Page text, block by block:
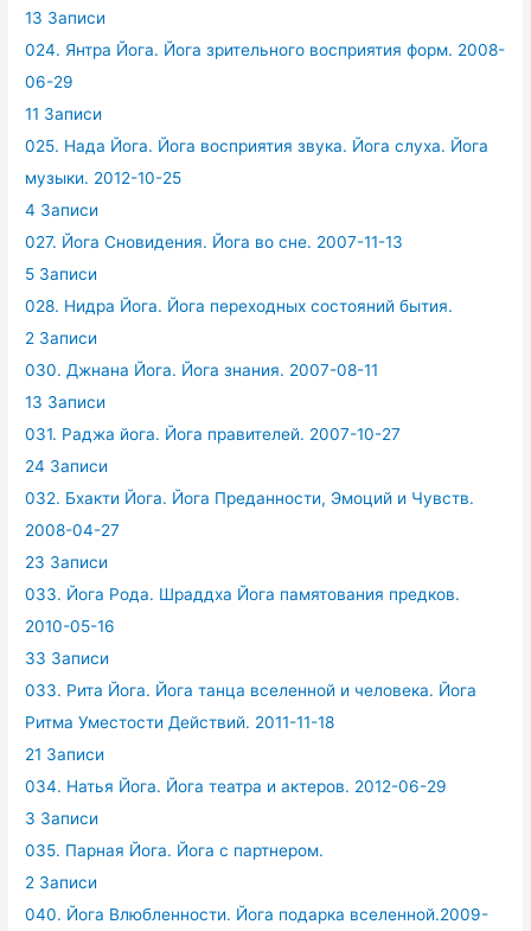
13 Записи
024. Янтра Йога. Йога зрительного восприятия форм. 2008-
06-29
11 Записи
025. Нада Йога. Йога восприятия звука. Йога слуха. Йога
музыки. 2012-10-25
4 Записи
027. Йога Сновидения. Йога во сне. 2007-11-13
5 Записи
028. Нидра Йога. Йога переходных состояний бытия.
2 Записи
030. Джнана Йога. Йога знания. 2007-08-11
13 Записи
031. Раджа йога. Йога правителей. 2007-10-27
24 Записи
032. Бхакти Йога. Йога Преданности, Эмоций и Чувств.
2008-04-27
23 Записи
033. Йога Рода. Шраддха Йога памятования предков.
2010-05-16
33 Записи
033. Рита Йога. Йога танца вселенной и человека. Йога
Ритма Уместости Действий. 2011-11-18
21 Записи
034. Натья Йога. Йога театра и актеров. 2012-06-29
3 Записи
035. Парная Йога. Йога с партнером.
2 Записи
040. Йога Влюбленности. Йога подарка вселенной.2009-